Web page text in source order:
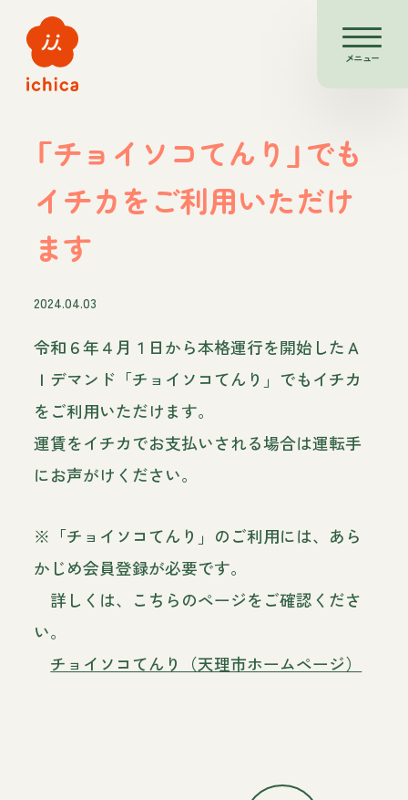
メニュー
「チョイソコてんり」でも
イチカをご利用いただけ
ます
2024.04.03
令和６年４月１日から本格運行を開始したＡ
Ｉデマンド「チョイソコてんり」でもイチカ
をご利用いただけます。
運賃をイチカでお支払いされる場合は運転手
にお声がけください。
※「チョイソコてんり」のご利用には、あら
かじめ会員登録が必要です。
詳しくは、こちらのページをご確認くださ
い。
チョイソコてんり（天理市ホームページ）